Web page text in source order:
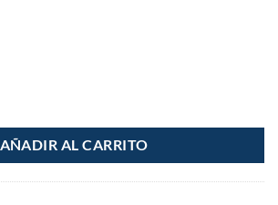
AÑADIR AL CARRITO